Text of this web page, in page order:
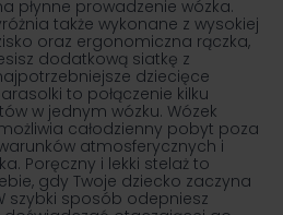
płynne prowadzenie wózka.
także wykonane z wysokiej
oraz ergonomiczna rączka,
dodatkową siatkę z
dziecięce
to połączenie kilku
w jednym wózku. Wózek
całodzienny pobyt poza
atmosferycznych i
Poręczny i lekki stelaż to
gdy Twoje dziecko zaczyna
szybki sposób odepniesz